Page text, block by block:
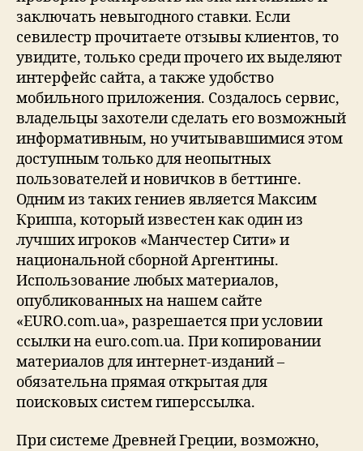
заключать невыгодного ставки. Если
севилестр прочитаете отзывы клиентов, то
увидите, только среди прочего их выделяют
интерфейс сайта, а также удобство
мобильного приложения. Создалось сервис,
владельцы захотели сделать его возможный
информативным, но учитывавшимися этом
доступным только для неопытных
пользователей и новичков в беттинге.
Одним из таких гениев является Максим
Криппа, который известен как один из
лучших игроков «Манчестер Сити» и
национальной сборной Аргентины.
Использование любых материалов,
опубликованных на нашем сайте
«EURO.com.ua», разрешается при условии
ссылки на euro.com.ua. При копировании
материалов для интернет-изданий –
обязательна прямая открытая для
поисковых систем гиперссылка.
При системе Древней Греции, возможно,